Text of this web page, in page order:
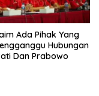
Ada Pihak Yang
Hubungan
Dan Prabowo